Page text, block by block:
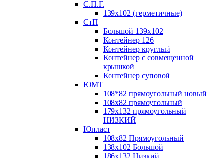
С.П.Г.
139х102 (герметичные)
СтП
Большой 139х102
Контейнер 126
Контейнер круглый
Контейнер с совмещенной
крышкой
Контейнер суповой
ЮМТ
108*82 прямоугольный новый
108х82 прямоугольный
179х132 прямоугольный
НИЗКИЙ
Юпласт
108х82 Прямоугольный
138х102 Большой
186х132 Низкий